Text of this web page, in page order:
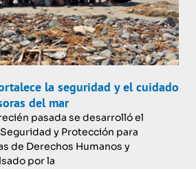
la seguridad y el cuidado
del mar
pasada se desarrolló el
y Protección para
de Derechos Humanos y
por la